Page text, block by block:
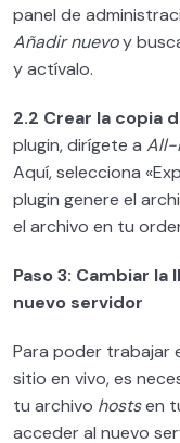
Maquetando
panel de
Añadir nuevoy
y actívalo.
2.2 Crear la copia
plugin, dirígete a All-
Aquí, selecciona
plugin genere el
el archivo en tu
Paso 3: Cambiar la
nuevo servidor
Para poder trabajar
sitio en vivo, es
tu archivo hostsen
acceder al nuevo